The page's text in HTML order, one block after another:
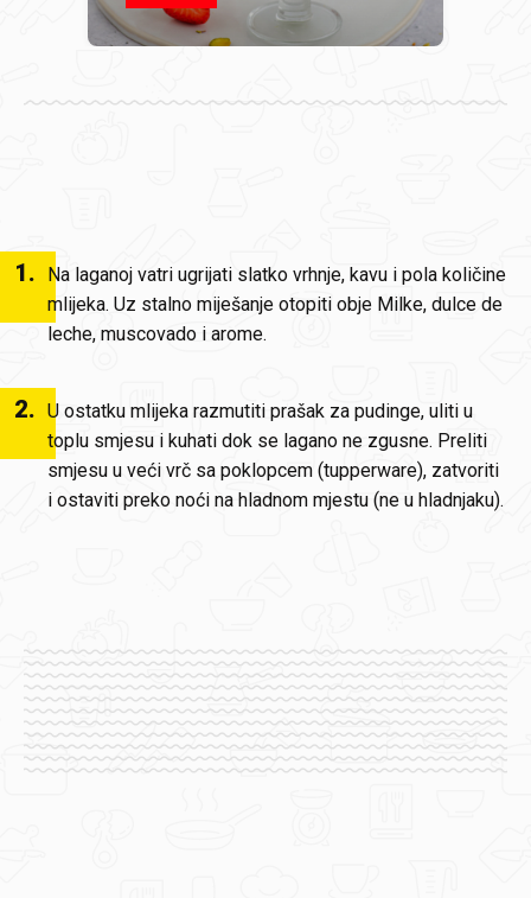
1.
Na laganoj vatri ugrijati slatko vrhnje, kavu i pola količine
mlijeka. Uz stalno miješanje otopiti obje Milke, dulce de
leche, muscovado i arome.
2. U ostatku mlijeka razmutiti prašak za pudinge, uliti u
toplu smjesu i kuhati dok se lagano ne zgusne. Preliti
smjesu u veći vrč sa poklopcem (tupperware), zatvoriti
i ostaviti preko noći na hladnom mjestu (ne u hladnjaku).